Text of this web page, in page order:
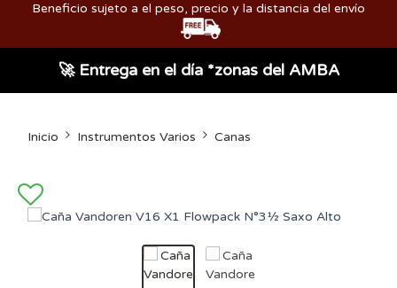
Beneficio sujeto a el peso, precio y la distancia del envío
🚀 Entrega en el día *zonas del AMBA
Inicio Instrumentos Varios Canas